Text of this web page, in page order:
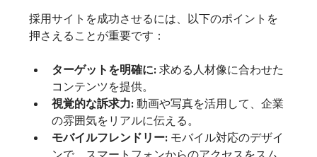
採用サイトを成功させるには、以下のポイントを
押さえることが重要です：
ターゲットを明確に: 求める人材像に合わせた
コンテンツを提供。
視覚的な訴求力: 動画や写真を活用して、企業
の雰囲気をリアルに伝える。
モバイルフレンドリー: モバイル対応のデザイ